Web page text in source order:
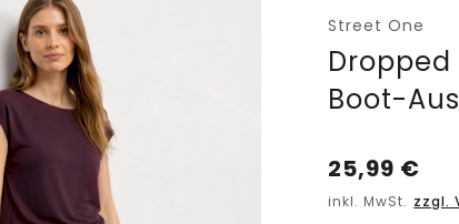
Street One
Boot-
25,99 €
inkl. MwSt. zzgl.